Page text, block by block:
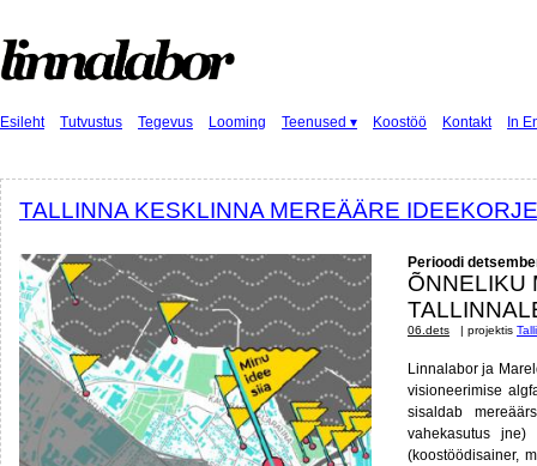
Esileht Tutvustus Tegevus Looming Teenused ▾ Koostöö Kontakt In
TALLINNA KESKLINNA MEREÄÄRE IDEEKORJE
Perioodi
ÕNNELIKU
06.dets | projektis
Linnalabor ja
visioneerimise
sisaldab
vahekasutus
(koostöödisainer,